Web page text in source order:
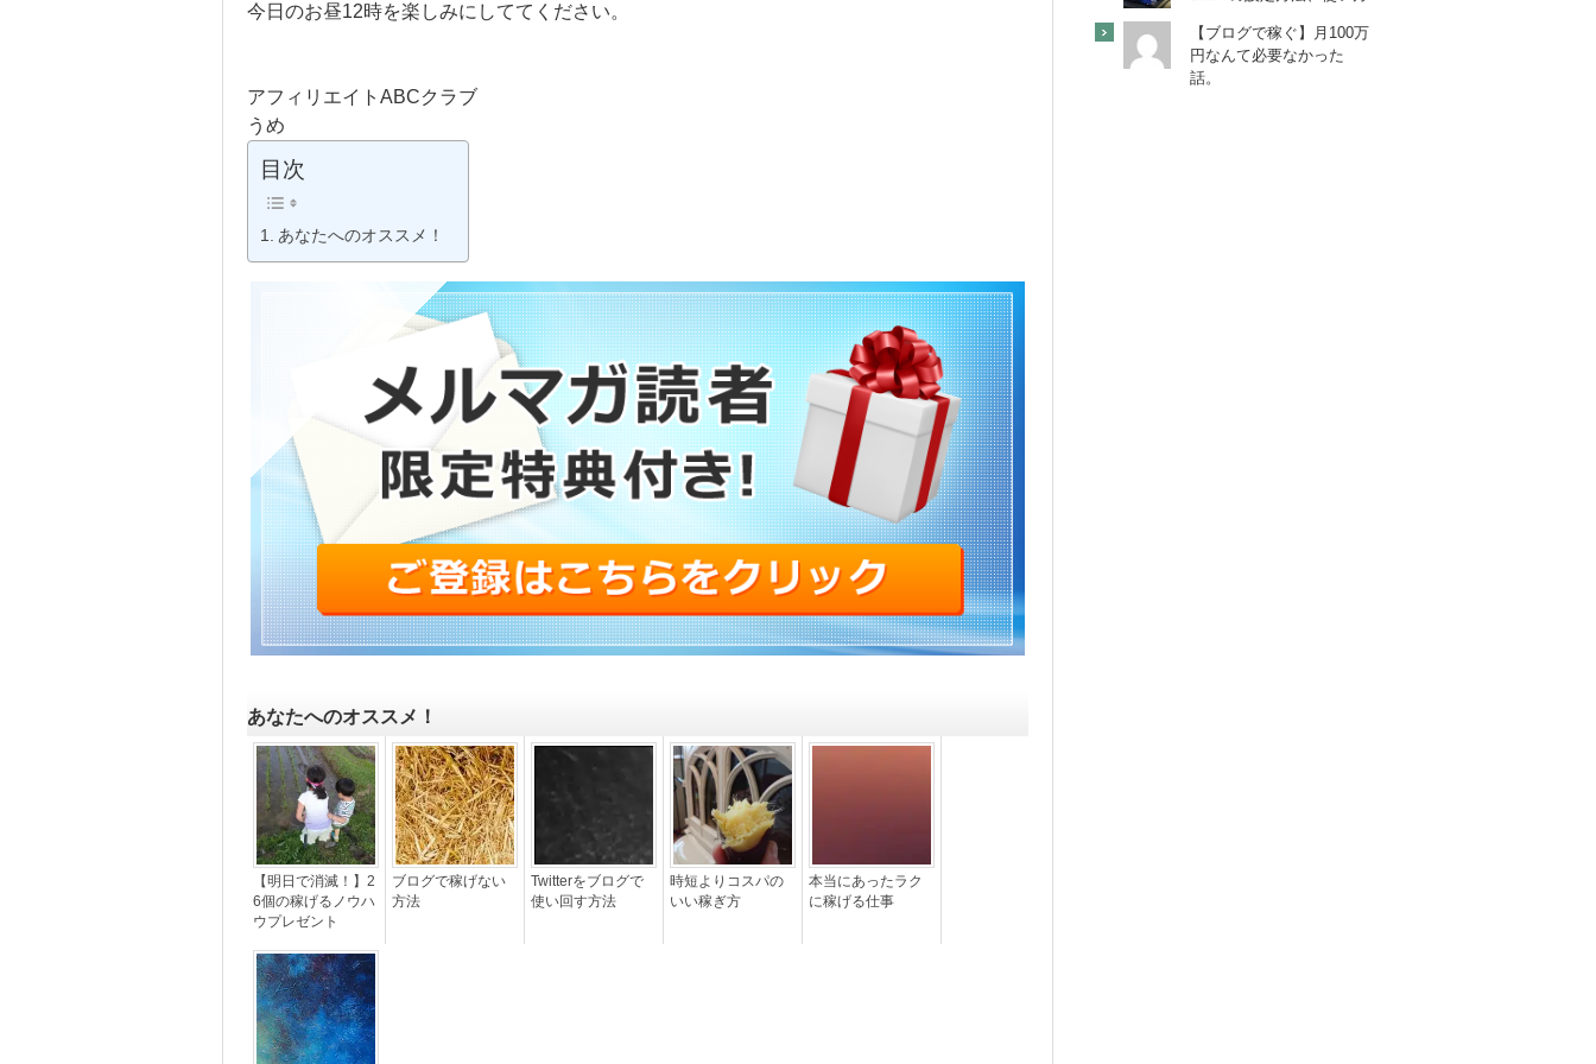
今日のお昼12時を楽しみにしててください。
アフィリエイトABCクラブ
うめ
目次
あなたへのオススメ！
あなたへのオススメ！
【明日で消滅！】2
6個の稼げるノウハ
ウプレゼント
ブログで稼げない
方法
Twitterをブログで
使い回す方法
時短よりコスパの
いい稼ぎ方
本当にあったラク
に稼げる仕事
【ブログで稼ぐ】月100万
円なんて必要なかった
話。